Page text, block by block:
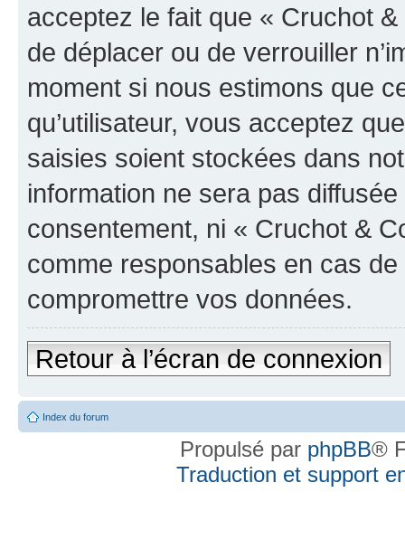
acceptez le fait que « Cruchot
de déplacer ou de verrouiller
moment si nous estimons que
qu’utilisateur, vous acceptez
saisies soient stockées dans
information ne sera pas
consentement, ni « Cruchot &
comme responsables en cas
compromettre vos données.
Retour à l’écran de connexion
Index du forum
Propulsé par phpBB®
Traduction et support